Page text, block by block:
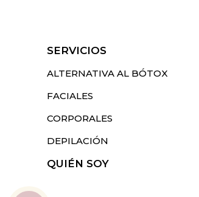
SERVICIOS
ALTERNATIVA AL BÓTOX
FACIALES
CORPORALES
DEPILACIÓN
QUIÉN SOY